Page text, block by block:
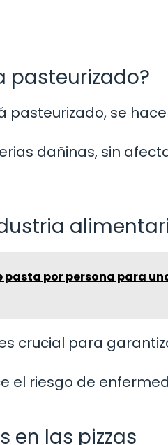
pasteurizado?
pasteurizado, se hace
dañinas, sin
por persona para
crucial para
el riesgo de
en las pizzas